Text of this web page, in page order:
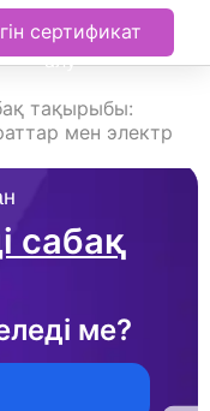
сертификат
алу
сабақ
ме?
тақырыбы:
мен электр